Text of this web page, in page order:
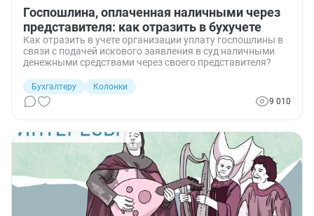
Госпошлина, оплаченная наличными через
представителя: как отразить в бухучете
Как отразить в учете организации уплату госпошлины в
связи с подачей искового заявления в суд наличными
денежными средствами через своего представителя?
Бухгалтеру
Колонки
9 010